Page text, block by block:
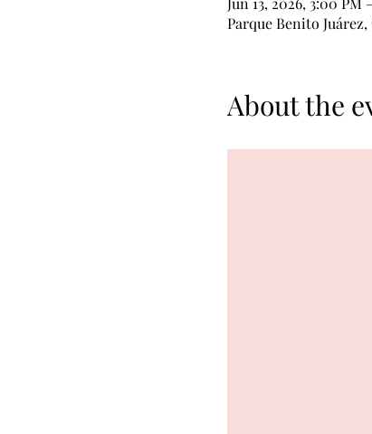
Parque Benito
About the